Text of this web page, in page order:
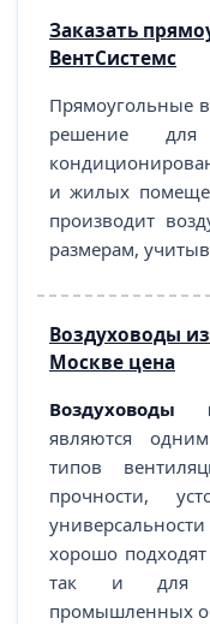
Заказать
ВентСистемс
Прямоугольные
решение
и жилых
производит
размерам,
Воздуховоды
Москве цена
являются
типов
прочности,
хорошо
так и для
промышленных